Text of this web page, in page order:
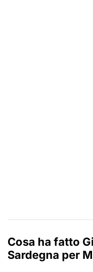
Cosa ha fatto
Sardegna per